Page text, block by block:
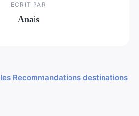
ECRIT PAR
Anais
Recommandations destinations